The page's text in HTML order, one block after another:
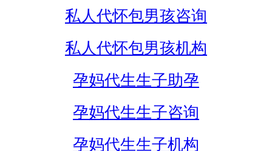
私人代怀包男孩咨询
私人代怀包男孩机构
孕妈代生生子助孕
孕妈代生生子咨询
孕妈代生生子机构